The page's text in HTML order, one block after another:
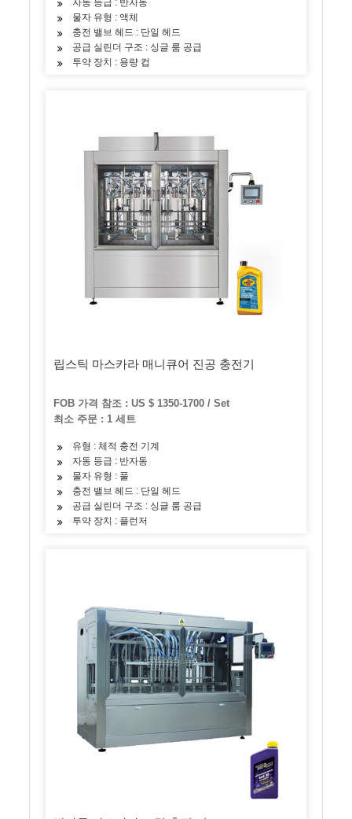
자동 등급 : 반자동
물자 유형 : 액체
충전 밸브 헤드 : 단일 헤드
공급 실린더 구조 : 싱글 룸 공급
투약 장치 : 용량 컵
립스틱 마스카라 매니큐어 진공 충전기
FOB 가격 참조 : US $ 1350-1700 / Set
최소 주문 : 1 세트
유형 : 체적 충전 기계
자동 등급 : 반자동
물자 유형 : 풀
충전 밸브 헤드 : 단일 헤드
공급 실린더 구조 : 싱글 룸 공급
투약 장치 : 플런저